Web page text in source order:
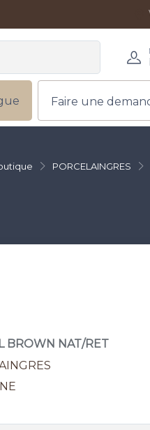
Faire une
PORCELAINGRES
BROWN NAT/RET